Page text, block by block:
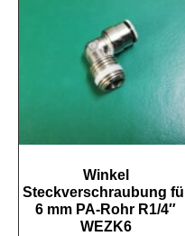
Winkel
Steckverschraubung
6 mm PA-Rohr R1/4″
WEZK6